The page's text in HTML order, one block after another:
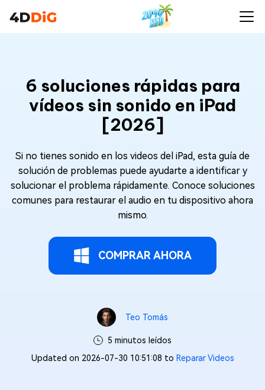
6 soluciones rápidas para
vídeos sin sonido en iPad
[2026]
Si no tienes sonido en los videos del iPad, esta guía de
solución de problemas puede ayudarte a identificar y
solucionar el problema rápidamente. Conoce soluciones
comunes para restaurar el audio en tu dispositivo ahora
mismo.
COMPRAR AHORA
Teo Tomás
5 minutos leídos
Updated on 2026-07-30 10:51:08 to Reparar Videos